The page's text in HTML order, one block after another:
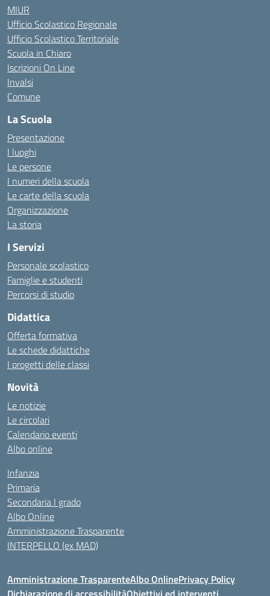
MIUR
Ufficio Scolastico Regionale
Ufficio Scolastico Territoriale
Scuola in Chiaro
Iscrizioni On Line
Invalsi
Comune
La Scuola
Presentazione
I luoghi
Le persone
I numeri della scuola
Le carte della scuola
Organizzazione
La storia
I Servizi
Personale scolastico
Famiglie e studenti
Percorsi di studio
Didattica
Offerta formativa
Le schede didattiche
I progetti delle classi
Novità
Le notizie
Le circolari
Calendario eventi
Albo online
Infanzia
Primaria
Secondaria I grado
Albo Online
Amministrazione Trasparente
INTERPELLO (ex MAD)
Amministrazione TrasparenteAlbo OnlinePrivacy Policy